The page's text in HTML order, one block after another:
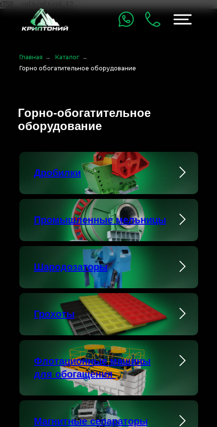
t758__col t-col t-col_12
Главная → Каталог →
Горно обогатительное оборудование
Горно-обогатительное
оборудование
Дробилки
Промышленные мельницы
Шародозаторы
Грохоты
Флотационные машины
для обогащения
Магнитные сепараторы